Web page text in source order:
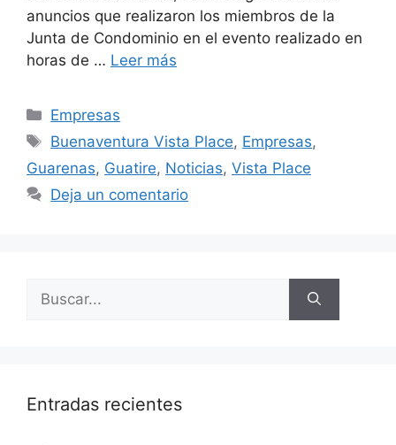
anuncios que realizaron los miembros de la
Junta de Condominio en el evento realizado en
horas de … Leer más
Empresas
Buenaventura Vista Place, Empresas,
Guarenas, Guatire, Noticias, Vista Place
Deja un comentario
Entradas recientes